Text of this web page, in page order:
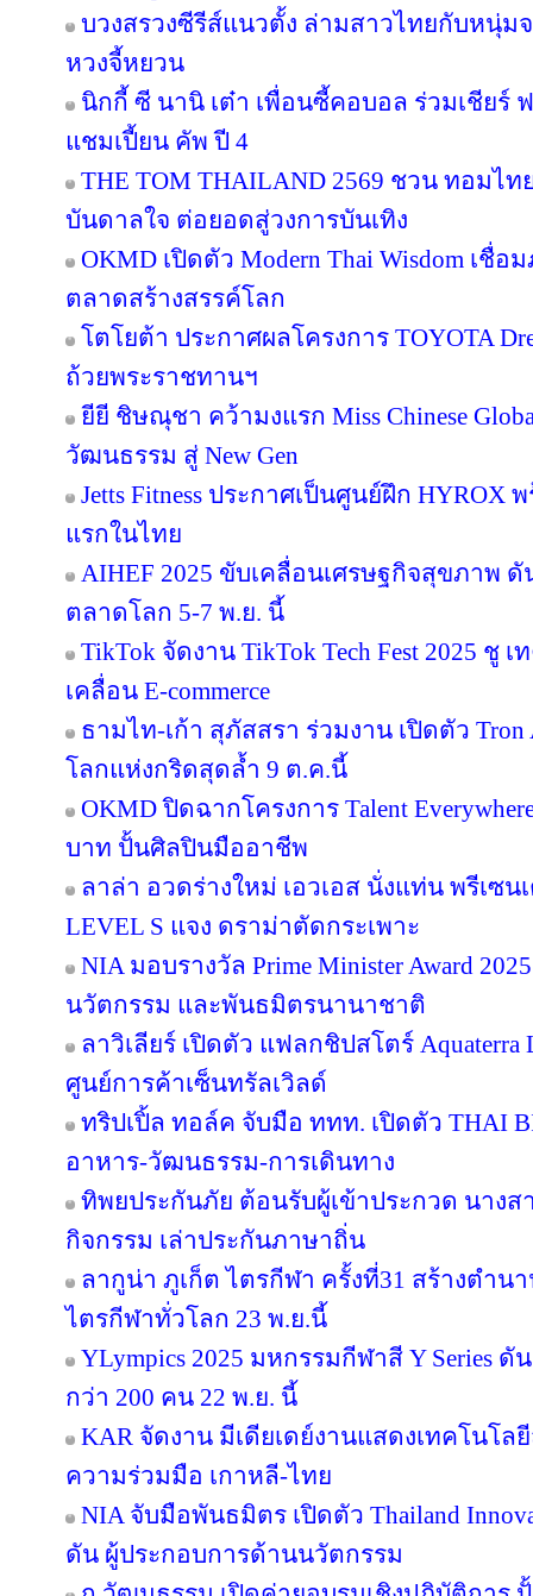
บวงสรวงซีรีส์แนวตั้ง ล่ามสาวไทยกับหนุ่ม
หวงจี้หยวน
นิกกี้ ซี นานิ เต๋า เพื่อนซี้คอบอล ร่วมเชียร์
แชมเปี้ยน คัพ ปี 4
THE TOM THAILAND 2569 ชวน ทอมไ
บันดาลใจ ต่อยอดสู่วงการบันเทิง
OKMD เปิดตัว Modern Thai Wisdom เ
ตลาดสร้างสรรค์โลก
โตโยต้า ประกาศผลโครงการ TOYOTA
ถ้วยพระราชทานฯ
ยียี ชิษณุชา คว้ามงแรก Miss Chinese
วัฒนธรรม สู่ New Gen
Jetts Fitness ประกาศเป็นศูนย์ฝึก HYROX
แรกในไทย
AIHEF 2025 ขับเคลื่อนเศรษฐกิจสุขภาพ
ตลาดโลก 5-7 พ.ย. นี้
TikTok จัดงาน TikTok Tech Fest 2025 ชู
เคลื่อน E-commerce
ธามไท-เก้า สุภัสสรา ร่วมงาน เปิดตัว
โลกแห่งกริดสุดล้ำ 9 ต.ค.นี้
OKMD ปิดฉากโครงการ Talent
บาท ปั้นศิลปินมืออาชีพ
ลาล่า อวดร่างใหม่ เอวเอส นั่งแท่น พรีเซ
LEVEL S แจง ดราม่าตัดกระเพาะ
NIA มอบรางวัล Prime Minister Award
นวัตกรรม และพันธมิตรนานาชาติ
ลาวิเลียร์ เปิดตัว แฟลกชิปสโตร์
ศูนย์การค้าเซ็นทรัลเวิลด์
ทริปเปิ้ล ทอล์ค จับมือ ททท. เปิดตัว THAI
อาหาร-วัฒนธรรม-การเดินทาง
ทิพยประกันภัย ต้อนรับผู้เข้าประกวด นางส
กิจกรรม เล่าประกันภาษาถิ่น
ลากูน่า ภูเก็ต ไตรกีฬา ครั้งที่31 สร้างตำ
ไตรกีฬาทั่วโลก 23 พ.ย.นี้
YLympics 2025 มหกรรมกีฬาสี Y Series
กว่า 200 คน 22 พ.ย. นี้
KAR จัดงาน มีเดียเดย์งานแสดงเทคโนโ
ความร่วมมือ เกาหลี-ไทย
NIA จับมือพันธมิตร เปิดตัว Thailand
ดัน ผู้ประกอบการด้านนวัตกรรม